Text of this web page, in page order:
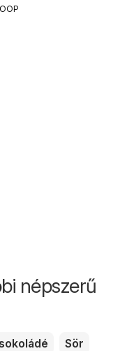
népszerű
Sör